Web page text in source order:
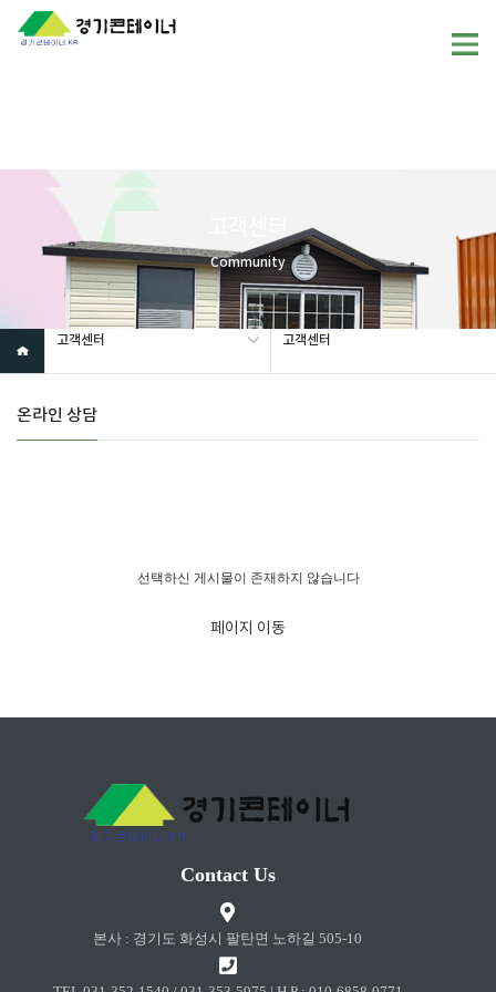
Warning: mysql_fetch_array(): supplied argument is not a valid
MySQL result resource in
/home/gunggictr/gungboard/view.php
Community
고객센터 고객센터
온라인 상담
선택하신 게시물이 존재하지 않습니다
페이지 이동
Contact Us
본사 : 경기도 화성시 팔탄면 노하길 505-10